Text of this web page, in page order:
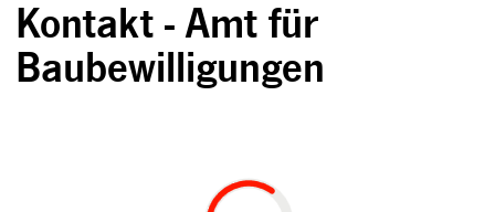
Kontakt - Amt für
Baubewilligungen